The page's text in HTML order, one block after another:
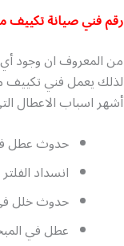
رقم فني صيانة تكييف
من المعروف ان وجود أي
لذلك يعمل فني تكييف
أشهر اسباب الاعطال
حدوث عطل في
انسداد
حدوث خلل
عطل في